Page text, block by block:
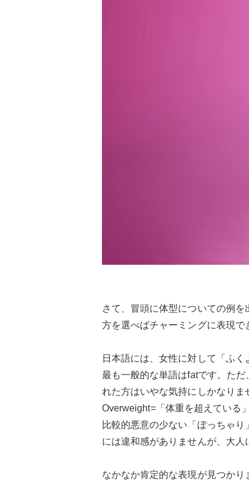
さて、冒頭に体型についての例
方を選べばチャーミングに表現で
日本語には、女性に対して「ふ
最も一般的な単語はfatです。た
れた方はいやな気持にしかなりま
Overweight=「体重を超えている
比較的悪意の少ない「ぽっちゃ
には違和感がありませんが、大人
なかなか肯定的な表現が見つか